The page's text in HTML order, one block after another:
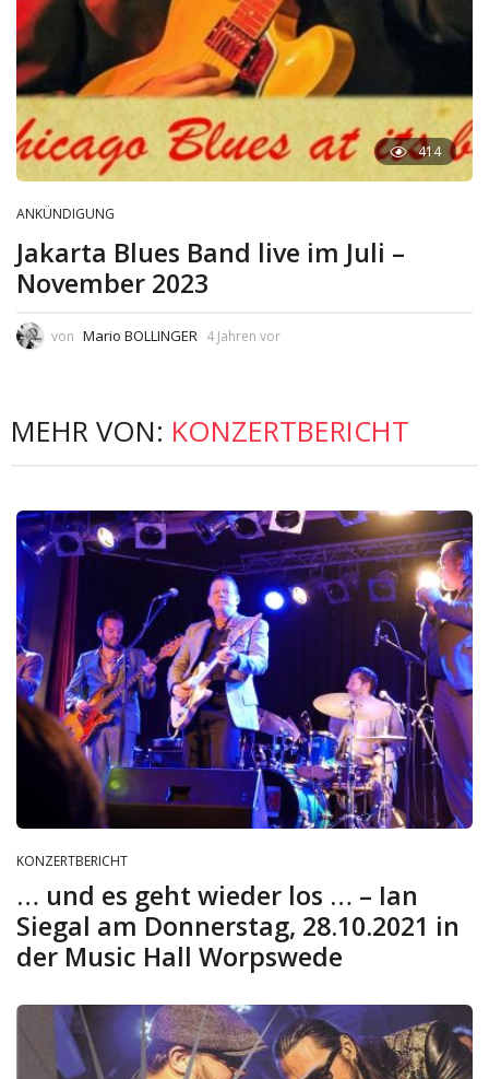
414
ANKÜNDIGUNG
Jakarta Blues Band live im Juli –
November 2023
von Mario BOLLINGER 4 Jahren vor
MEHR VON: KONZERTBERICHT
KONZERTBERICHT
… und es geht wieder los … – Ian
Siegal am Donnerstag, 28.10.2021 in
der Music Hall Worpswede